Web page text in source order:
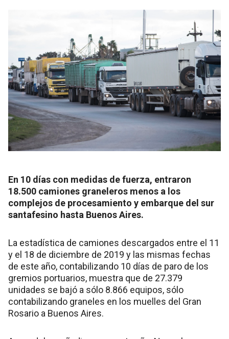
En 10 días con medidas de fuerza, entraron
18.500 camiones graneleros menos a los
complejos de procesamiento y embarque del sur
santafesino hasta Buenos Aires.
La estadística de camiones descargados entre el 11
y el 18 de diciembre de 2019 y las mismas fechas
de este año, contabilizando 10 días de paro de los
gremios portuarios, muestra que de 27.379
unidades se bajó a sólo 8.866 equipos, sólo
contabilizando graneles en los muelles del Gran
Rosario a Buenos Aires.